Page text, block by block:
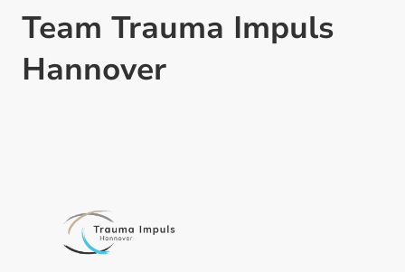
Team Trauma Impuls
Hannover